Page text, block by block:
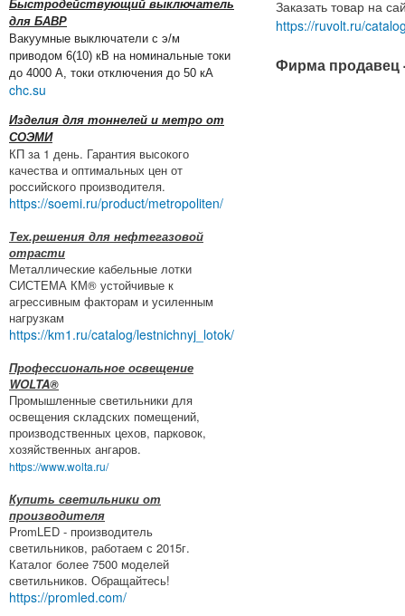
Быстродействующий выключатель
для БАВР
Вакуумные выключатели с э/м
приводом 6(10) кВ на номинальные токи
до 4000 А, токи отключения до 50 кА
chc.su
Изделия для тоннелей и метро от
СОЭМИ
КП за 1 день. Гарантия высокого
качества и оптимальных цен от
российского производителя.
https://soemi.ru/product/metropoliten/
Тех.решения для нефтегазовой
отрасти
Металлические кабельные лотки
СИСТЕМА КМ® устойчивые к
агрессивным факторам и усиленным
нагрузкам
https://km1.ru/catalog/lestnichnyj_lotok/
Профессиональное освещение
WOLTA®
Промышленные светильники для
освещения складских помещений,
производственных цехов, парковок,
хозяйственных ангаров.
https://www.wolta.ru/
Купить светильники от
производителя
PromLED - производитель
светильников, работаем с 2015г.
Каталог более 7500 моделей
светильников. Обращайтесь!
https://promled.com/
Заказать товар на
https://ruvolt.ru/
Фирма продавец